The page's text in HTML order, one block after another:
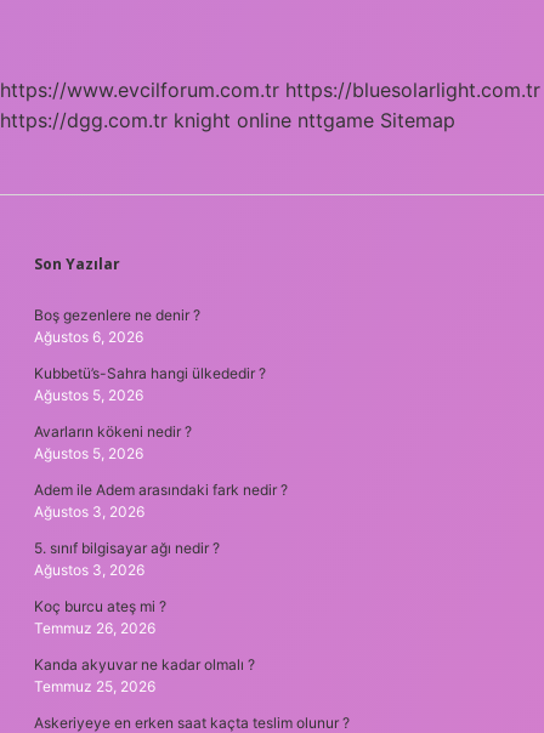
https://www.evcilforum.com.tr https://bluesolarlight.com.tr
https://dgg.com.tr knight online nttgame Sitemap
SIDEBAR
Son Yazılar
Boş gezenlere ne denir ?
Ağustos 6, 2026
Kubbetü’s-Sahra hangi ülkededir ?
Ağustos 5, 2026
Avarların kökeni nedir ?
Ağustos 5, 2026
Adem ile Adem arasındaki fark nedir ?
Ağustos 3, 2026
5. sınıf bilgisayar ağı nedir ?
Ağustos 3, 2026
Koç burcu ateş mi ?
Temmuz 26, 2026
Kanda akyuvar ne kadar olmalı ?
Temmuz 25, 2026
Askeriyeye en erken saat kaçta teslim olunur ?